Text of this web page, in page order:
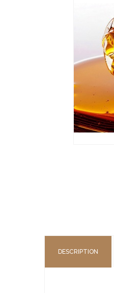
DESCRIPTION